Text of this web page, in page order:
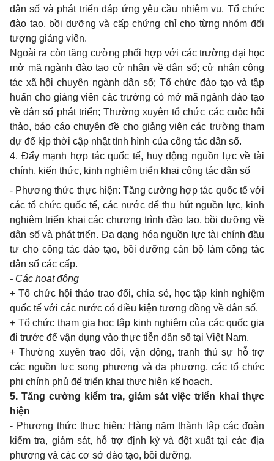
dân số và phát triển đáp ứng yêu cầu nhiệm vụ. Tổ chức
đào tạo, bồi dưỡng và cấp chứng chỉ cho từng nhóm đối
tượng giảng viên.
Ngoài ra còn tăng cường phối hợp với các trường đại học
mở mã ngành đào tạo cử nhân về dân số; cử nhân công
tác xã hội chuyên ngành dân số; Tổ chức đào tạo và tập
huấn cho giảng viên các trường có mở mã ngành đào tạo
về dân số phát triển; Thường xuyên tổ chức các cuộc hội
thảo, báo cáo chuyên đề cho giảng viên các trường tham
dự để kịp thời cập nhật tình hình của công tác dân số.
4. Đẩy mạnh hợp tác quốc tế, huy động nguồn lực về tài
chính, kiến thức, kinh nghiệm triển khai công tác dân số
- Phương thức thực hiện: Tăng cường hợp tác quốc tế với
các tổ chức quốc tế, các nước để thu hút nguồn lực, kinh
nghiệm triển khai các chương trình đào tạo, bồi dưỡng về
dân số và phát triển. Đa dạng hóa nguồn lực tài chính đầu
tư cho công tác đào tạo, bồi dưỡng cán bộ làm công tác
dân số các cấp.
- Các hoạt động
+ Tổ chức hội thảo trao đổi, chia sẻ, học tập kinh nghiệm
quốc tế với các nước có điều kiện tương đồng về dân số.
+ Tổ chức tham gia học tập kinh nghiệm của các quốc gia
đi trước để vận dụng vào thực tiễn dân số tại Việt Nam.
+ Thường xuyên trao đổi, vận động, tranh thủ sự hỗ trợ
các nguồn lực song phương và đa phương, các tổ chức
phi chính phủ để triển khai thực hiện kế hoạch.
5. Tăng cường kiểm tra, giám sát việc triển khai thực
hiện
- Phương thức thực hiện:Hàng năm thành lập các đoàn
kiểm tra, giám sát, hỗ trợ định kỳ và đột xuất tại các địa
phương và các cơ sở đào tạo, bồi dưỡng.